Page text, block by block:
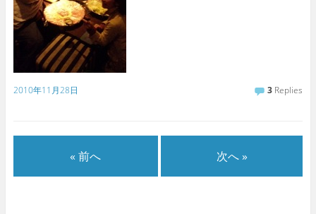
2010年11月28日 3 Replies
« 前へ 次へ »